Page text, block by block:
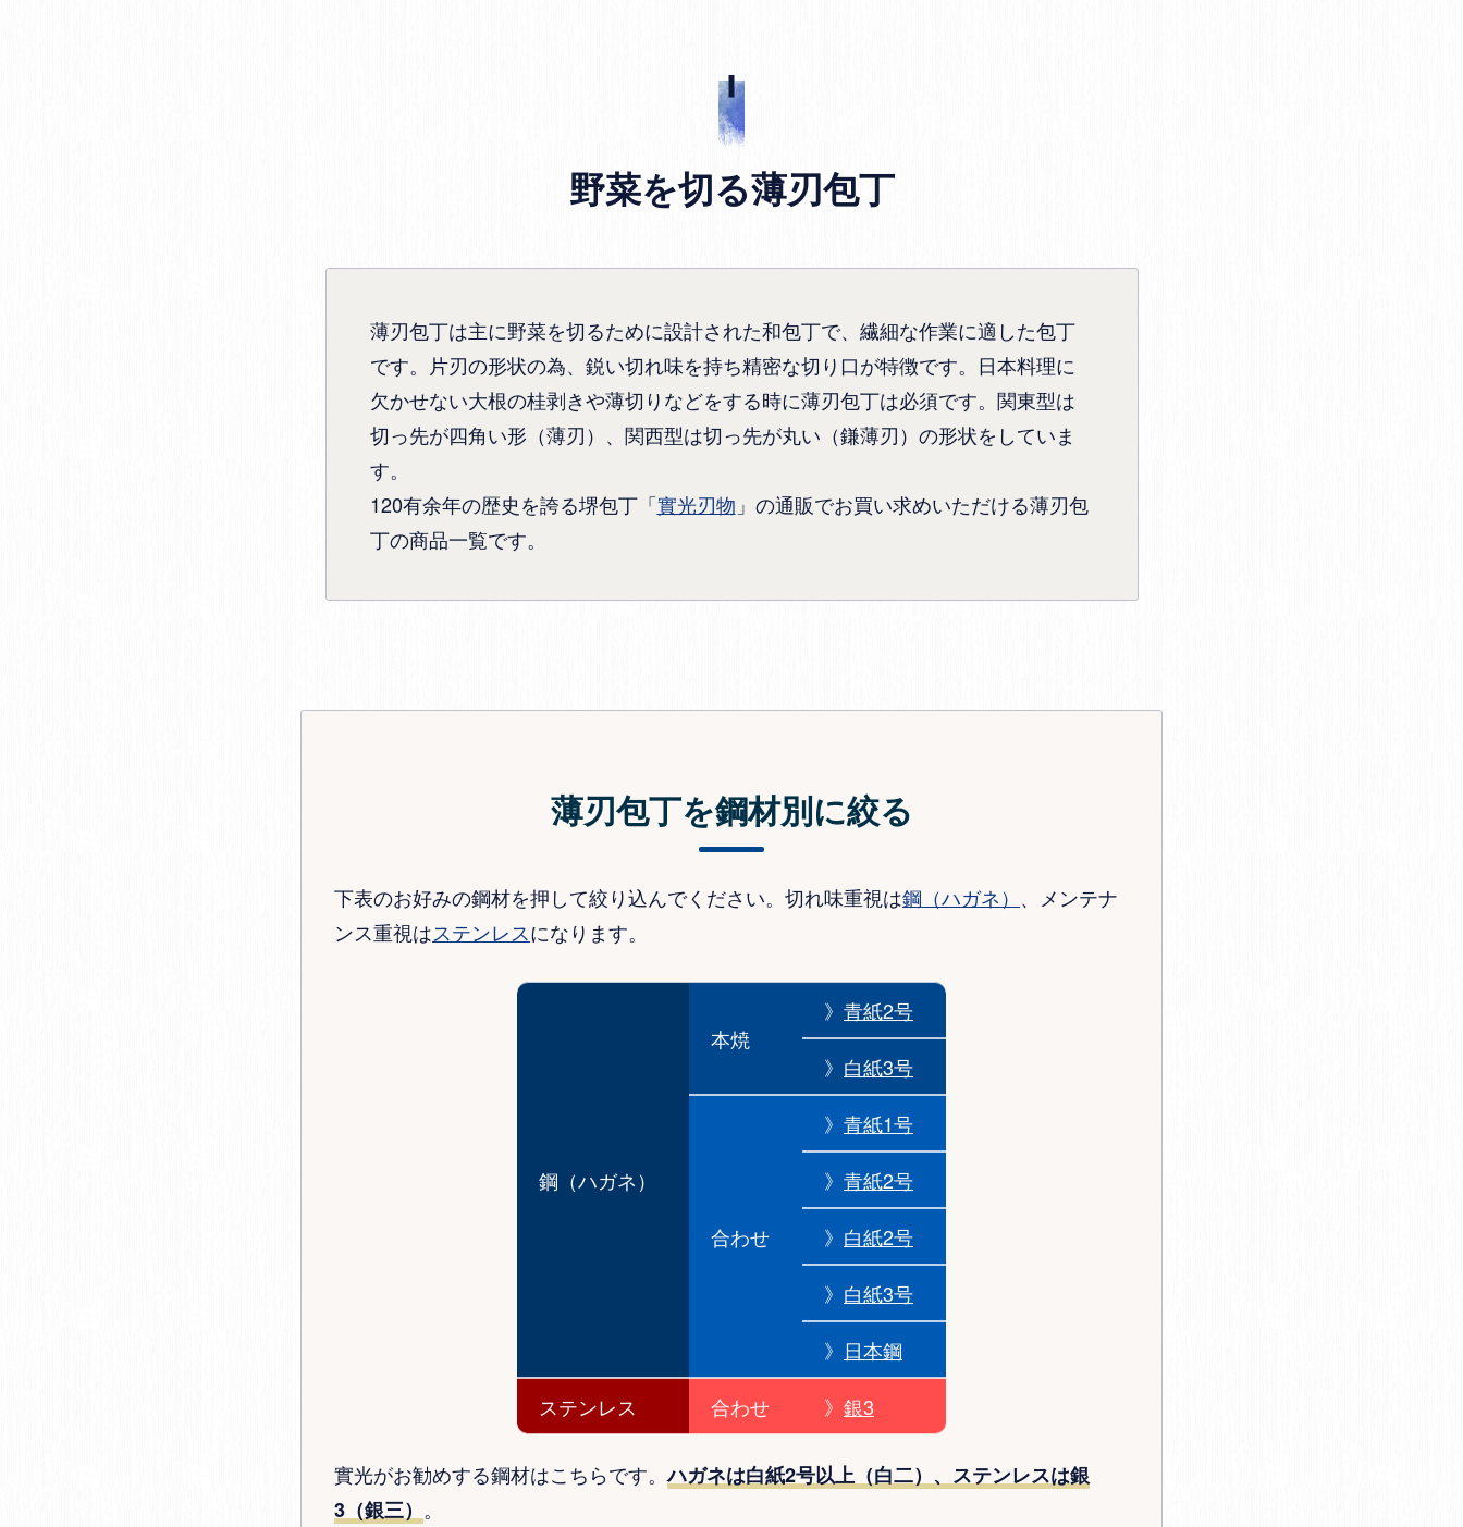
野菜を切る薄刃包丁
薄刃包丁は主に野菜を切るために設計された和包丁で、繊細な作業に適した包丁
です。片刃の形状の為、鋭い切れ味を持ち精密な切り口が特徴です。日本料理に
欠かせない大根の桂剥きや薄切りなどをする時に薄刃包丁は必須です。関東型は
切っ先が四角い形（薄刃）、関西型は切っ先が丸い（鎌薄刃）の形状をしていま
す。
120有余年の歴史を誇る堺包丁「實光刃物 」の通販でお買い求めいただける薄刃包
丁の商品一覧です。
薄刃包丁を鋼材別に絞る
下表のお好みの鋼材を押して絞り込んでください。切れ味重視は鋼（ハガネ） 、メンテナ
ンス重視はステンレスになります。
鋼（ハガネ）
本焼
》 青紙2号
》 白紙3号
合わせ
》 青紙1号
》 青紙2号
》 白紙2号
》 白紙3号
》 日本鋼
ステンレス
合わせ 》 銀3
實光がお勧めする鋼材はこちらです。ハガネは白紙2号以上（白二）、ステンレスは銀
3（銀三） 。